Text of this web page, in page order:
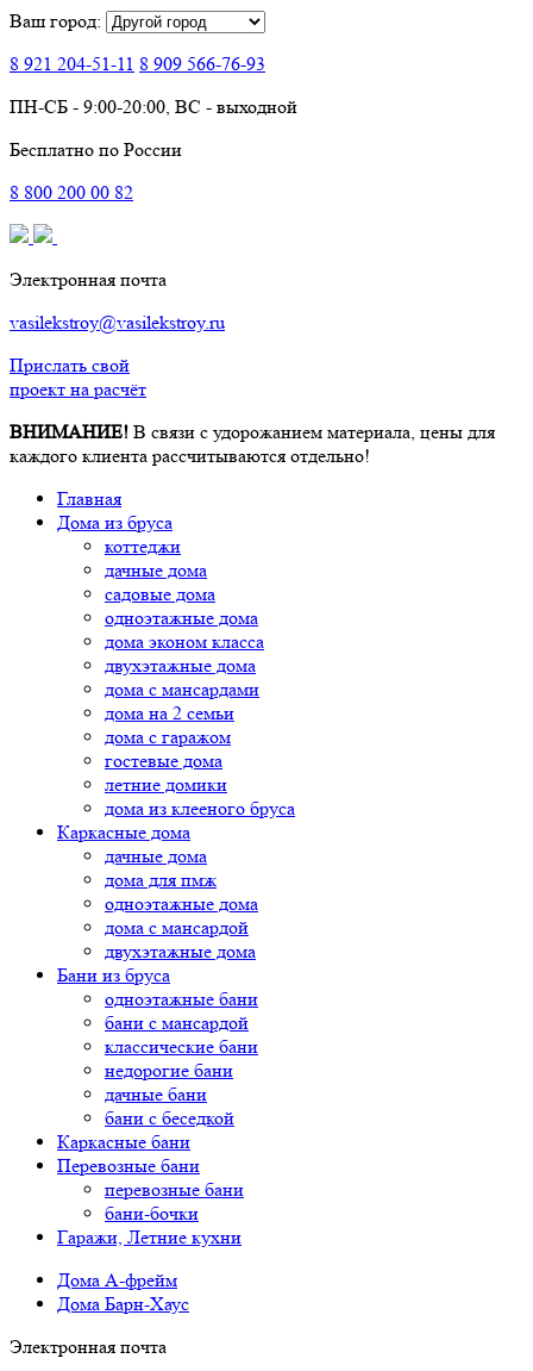
Ваш город:
8 921 204-51-11 8 909 566-76-93
ПН-СБ - 9:00-20:00, ВС - выходной
Бесплатно по России
8 800 200 00 82
Электронная почта
vasilekstroy@vasilekstroy.ru
Прислать свой
проект на расчёт
ВНИМАНИЕ! В связи с удорожанием материала, цены для
каждого клиента рассчитываются отдельно!
Главная
Дома из бруса
коттеджи
дачные дома
садовые дома
одноэтажные дома
дома эконом класса
двухэтажные дома
дома с мансардами
дома на 2 семьи
дома с гаражом
гостевые дома
летние домики
дома из клееного бруса
Каркасные дома
дачные дома
дома для пмж
одноэтажные дома
дома с мансардой
двухэтажные дома
Бани из бруса
одноэтажные бани
бани с мансардой
классические бани
недорогие бани
дачные бани
бани с беседкой
Каркасные бани
Перевозные бани
перевозные бани
бани-бочки
Гаражи, Летние кухни
Дома А-фрейм
Дома Барн-Хаус
Электронная почта